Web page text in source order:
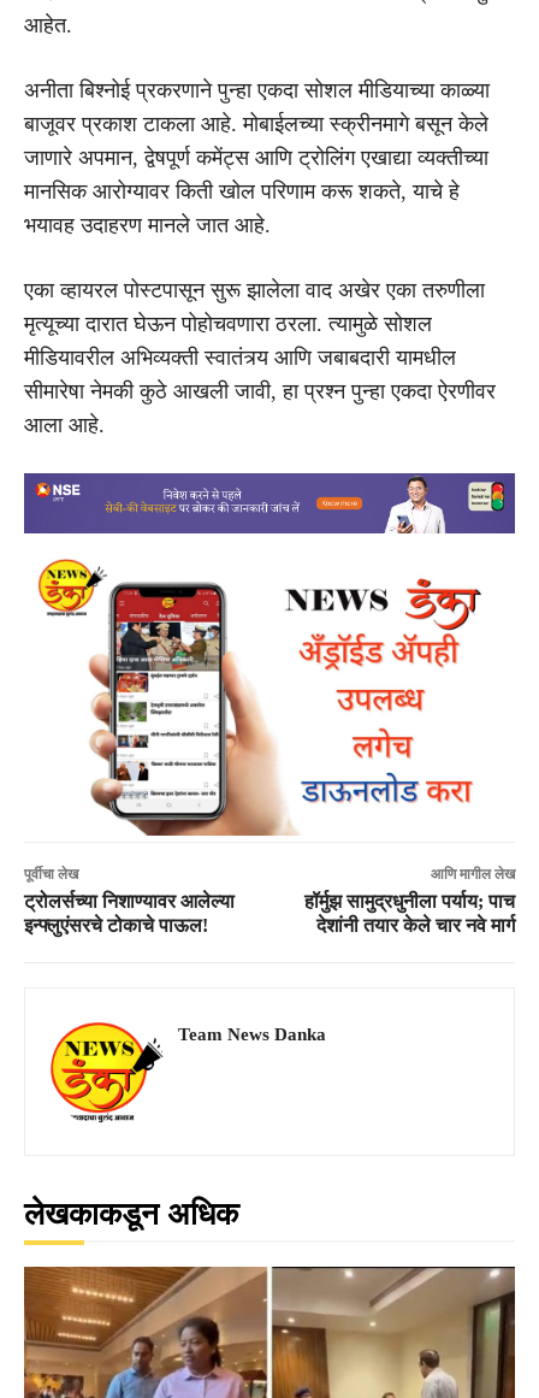
आहेत.
अनीता बिश्नोई प्रकरणाने पुन्हा एकदा सोशल मीडियाच्या काळ्या
बाजूवर प्रकाश टाकला आहे. मोबाईलच्या स्क्रीनमागे बसून केले
जाणारे अपमान, द्वेषपूर्ण कमेंट्स आणि ट्रोलिंग एखाद्या व्यक्तीच्या
मानसिक आरोग्यावर किती खोल परिणाम करू शकते, याचे हे
भयावह उदाहरण मानले जात आहे.
एका व्हायरल पोस्टपासून सुरू झालेला वाद अखेर एका तरुणीला
मृत्यूच्या दारात घेऊन पोहोचवणारा ठरला. त्यामुळे सोशल
मीडियावरील अभिव्यक्ती स्वातंत्र्य आणि जबाबदारी यामधील
सीमारेषा नेमकी कुठे आखली जावी, हा प्रश्न पुन्हा एकदा ऐरणीवर
आला आहे.
पूर्वीचा लेख
ट्रोलर्सच्या निशाण्यावर आलेल्या
इन्फ्लुएंसरचे टोकाचे पाऊल!
आणि मागील लेख
हॉर्मुझ सामुद्रधुनीला पर्याय; पाच
देशांनी तयार केले चार नवे मार्ग
Team News Danka
लेखकाकडून अधिक